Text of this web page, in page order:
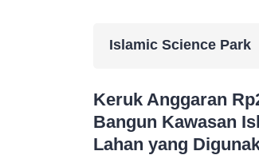
Islamic Science Park
Keruk Anggaran
Bangun Kawasan
Lahan yang